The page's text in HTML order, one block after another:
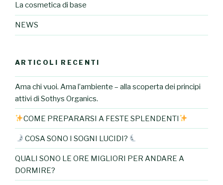
La cosmetica di base
NEWS
ARTICOLI RECENTI
Ama chi vuoi. Ama l’ambiente – alla scoperta dei principi
attivi di Sothys Organics.
COME PREPARARSI A FESTE SPLENDENTI
COSA SONO I SOGNI LUCIDI?
QUALI SONO LE ORE MIGLIORI PER ANDARE A
DORMIRE?